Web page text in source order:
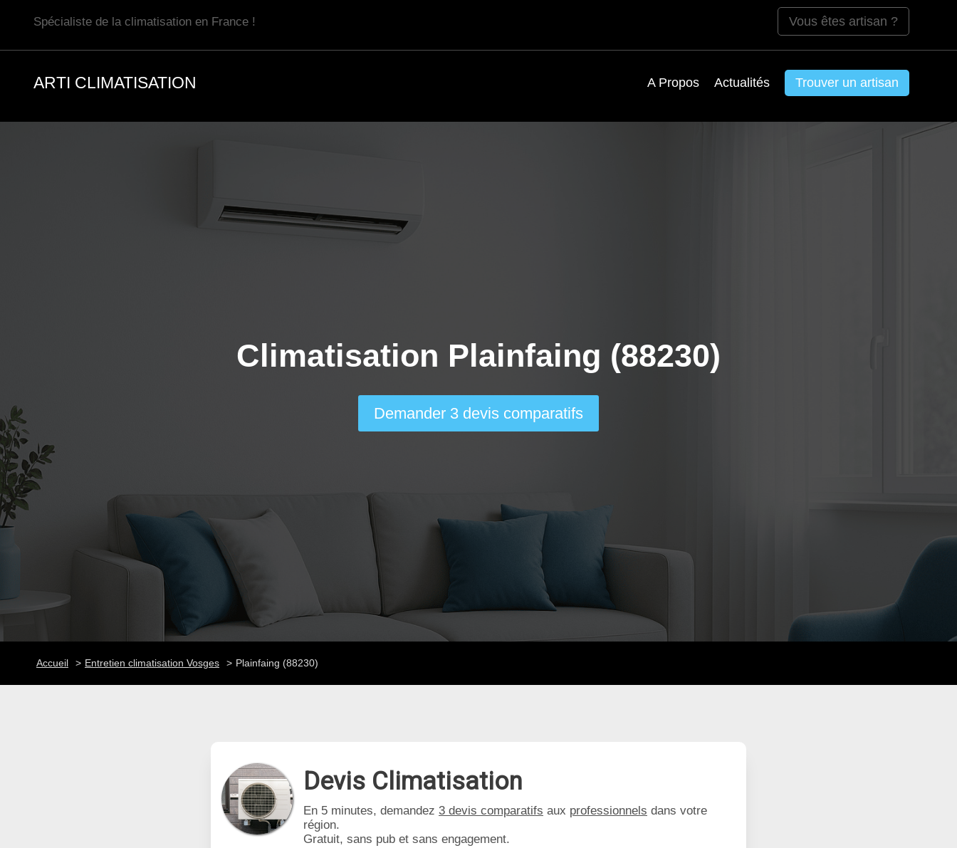
Spécialiste de la climatisation en France ! Vous êtes artisan ?
ARTI CLIMATISATION A Propos Actualités Trouver un artisan
Climatisation Plainfaing (88230)
Demander 3 devis comparatifs
Accueil Entretien climatisation Vosges Plainfaing (88230)
Devis Climatisation
En 5 minutes, demandez 3 devis comparatifs aux professionnels dans votre
région.
Gratuit, sans pub et sans engagement.